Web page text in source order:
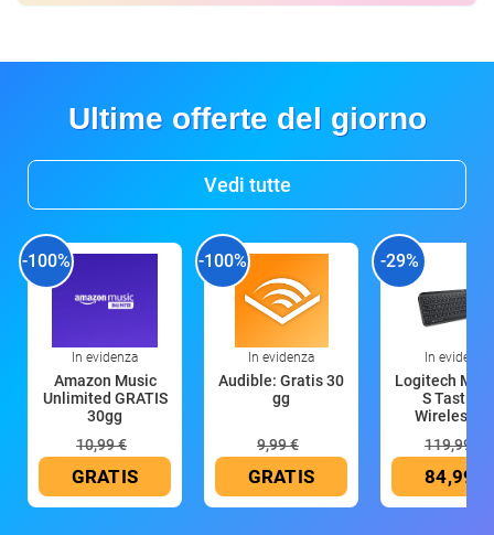
Ultime offerte del giorno
Vedi tutte
-100%
In evidenza
Amazon Music
Unlimited GRATIS
30gg
10,99 €
GRATIS
-100%
In evidenza
Audible: Gratis 30
gg
9,99 €
GRATIS
-29%
In evidenza
Logitech MX
S Tastiera
Wireless
119,99 €
84,99 €